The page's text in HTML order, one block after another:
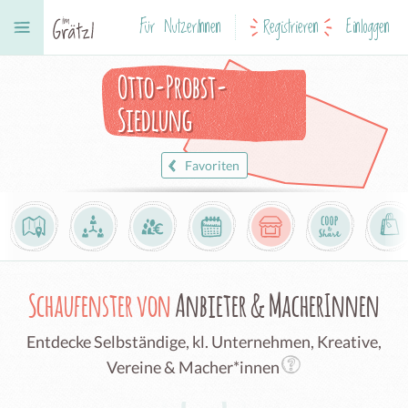
Für NutzerInnen Registrieren Einloggen
Otto-Probst-
Siedlung
Favoriten
Schaufenster vonAnbieter & MacherInnen
Entdecke Selbständige, kl. Unternehmen, Kreative,
Vereine & Macher*innen